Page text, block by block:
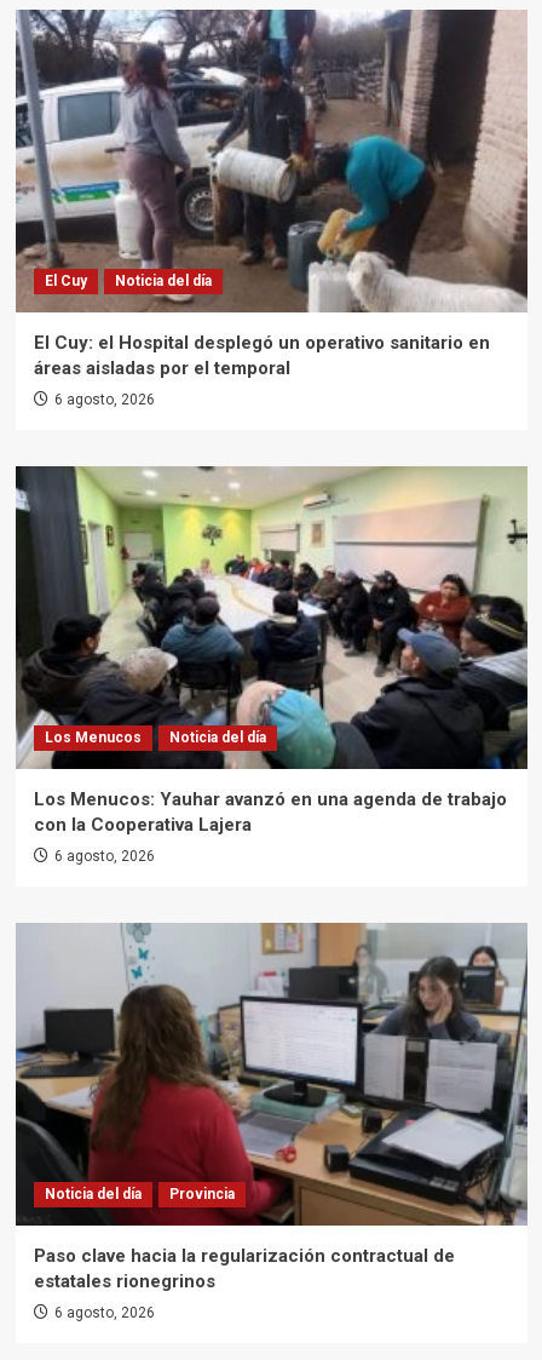
El Cuy Noticia del día
El Cuy: el Hospital desplegó un operativo sanitario en
áreas aisladas por el temporal
6 agosto, 2026
Los Menucos Noticia del día
Los Menucos: Yauhar avanzó en una agenda de trabajo
con la Cooperativa Lajera
6 agosto, 2026
Noticia del día Provincia
Paso clave hacia la regularización contractual de
estatales rionegrinos
6 agosto, 2026